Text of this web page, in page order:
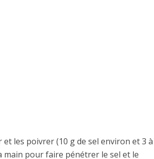
les poivrer (10 g de sel environ et 3 à
main pour faire pénétrer le sel et le